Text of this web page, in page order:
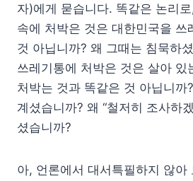
자)에게 묻습니다. 똑같은 논리
속에 처박은 것은 대한민국을 쓰
것 아닙니까? 왜 그때는 침묵하
쓰레기통에 처박은 것은 살아 있
처박는 것과 똑같은 것 아닙니까
계셨습니까? 왜 “철저히 조사하
셨습니까?
아, 언론에서 대서특필하지 않아